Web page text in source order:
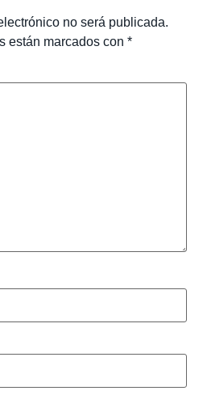
no será publicada.
están marcados con *